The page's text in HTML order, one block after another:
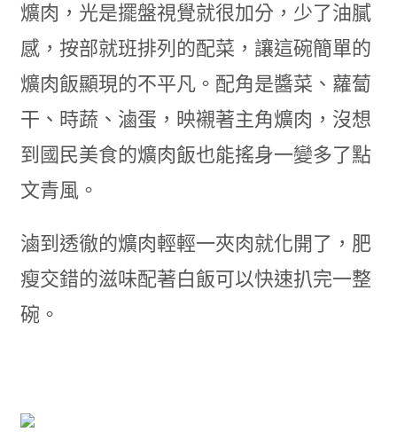
爌肉，光是擺盤視覺就很加分，少了油膩
感，按部就班排列的配菜，讓這碗簡單的
爌肉飯顯現的不平凡。配角是醬菜、蘿蔔
干、時蔬、滷蛋，映襯著主角爌肉，沒想
到國民美食的爌肉飯也能搖身一變多了點
文青風。
滷到透徹的爌肉輕輕一夾肉就化開了，肥
瘦交錯的滋味配著白飯可以快速扒完一整
碗。